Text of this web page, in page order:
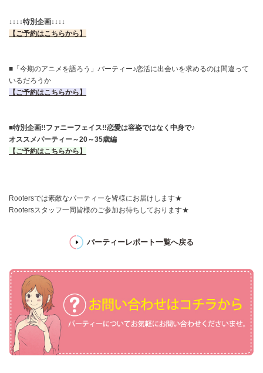
↓↓↓↓特別企画↓↓↓↓
【ご予約はこちらから】
■「今期のアニメを語ろう」パーティー♪恋活に出会いを求めるのは間違って
いるだろうか
【ご予約はこちらから】
■特別企画!!ファニーフェイス!!恋愛は容姿ではなく中身で♪
オススメパーティー～20～35歳編
【ご予約はこちらから】
Rootersでは素敵なパーティーを皆様にお届けします★
Rootersスタッフ一同皆様のご参加お待ちしております★
パーティーレポート一覧へ戻る